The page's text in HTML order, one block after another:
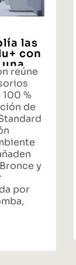
las
con
reúne
%
de
y
por